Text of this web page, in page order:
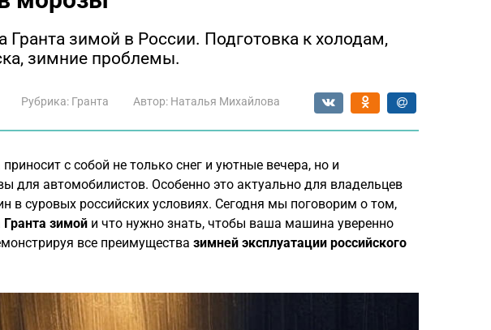
Гранта зимой в России. Подготовка к холодам,
зимние проблемы.
Рубрика: Гранта Автор: Наталья Михайлова
с собой не только снег и уютные вечера, но и
для автомобилистов. Особенно это актуально для владельцев
в суровых российских условиях. Сегодня мы поговорим о том,
зимой и что нужно знать, чтобы ваша машина уверенно
все преимущества зимней эксплуатации российского